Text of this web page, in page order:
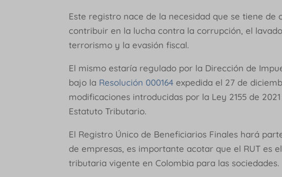
Este registro nace de la necesidad que se tiene de
contribuir en la lucha contra la corrupción, el
terrorismo y la evasión fiscal.
El mismo estaría regulado por la Dirección de
bajo la Resolución 000164 expedida el 27 de
modificaciones introducidas por la Ley 2155 de
Estatuto Tributario.
El Registro Único de Beneficiarios Finales hará
de empresas, es importante acotar que el RUT es
tributaria vigente en Colombia para las sociedades.